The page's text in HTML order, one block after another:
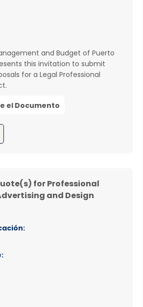
and Budget of Puerto
this invitation to submit
for a Legal Professional
el Documento
for Professional
and Design